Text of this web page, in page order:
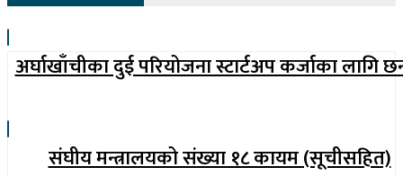
अर्घाखाँचीका दुई परियोजना स्टार्टअप कर्जाका लागि
संघीय मन्त्रालयको संख्या १८ कायम (सूचीसहित)